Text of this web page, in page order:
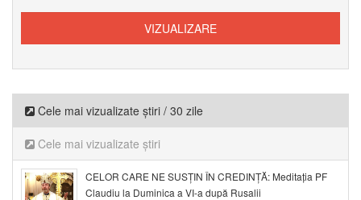
Cele mai vizualizate știri / 30 zile
Cele mai vizualizate știri
CELOR CARE NE SUSȚIN ÎN CREDINȚĂ: Meditația PF
Claudiu la Duminica a VI-a după Rusalii